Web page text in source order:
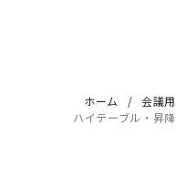
ホーム
会議
ハイテーブル・昇